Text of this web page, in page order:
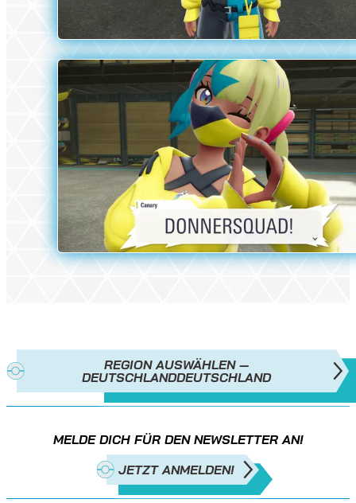
REGION AUSWÄHLEN —
DEUTSCHLANDDEUTSCHLAND
MELDE DICH FÜR DEN NEWSLETTER AN!
JETZT ANMELDEN!